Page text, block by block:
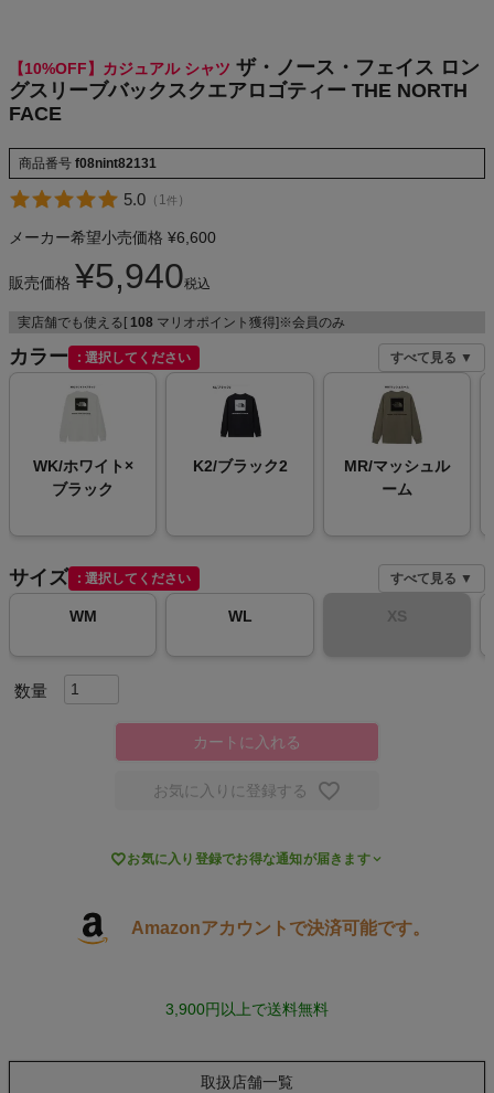
NIKE
CHUMS
HOKA
もっと見る
メンズカジュアルウェア
レディースカジュアルウェア
メンズスポーツウェア
レディーススポーツウェア
スポーツシューズ
【10%OFF】カジュアル シャツ ザ・ノース・フェイス ロン
グスリーブバックスクエアロゴティー THE NORTH
FACE
商品番号 f08nint82131
5.0 （ 1件 ）
メーカー希望小売価格 ¥6,600
販売価格 ¥5,940税込
実店舗でも使える[ 108 マリオポイント獲得]※会員のみ
カラー 選択してください すべて見る ▼
WK/ホワイト×
ブラック
K2/ブラック2
MR/マッシュル
ーム
サイズ 選択してください すべて見る ▼
WM WL XS
カートに入れる
お気に入りに登録する
お気に入り登録でお得な通知が届きます
Amazonアカウントで決済可能です。
3,900円以上で送料無料
取扱店舗一覧